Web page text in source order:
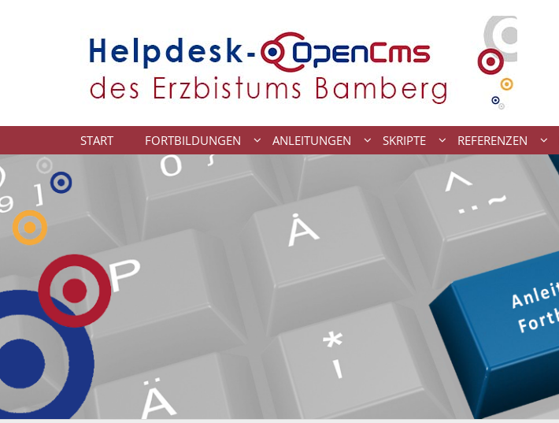
START FORTBILDUNGEN ANLEITUNGEN SKRIPTE REFERENZEN